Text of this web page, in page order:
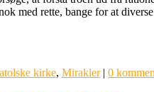
med rette, bange for at
kirke, Mirakler| 0